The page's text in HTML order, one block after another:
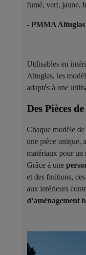
fumé, vert, jaune,
- PMMA Altuglas
Utilisables en
Altuglas, les
adaptés à une
Des Pièces
Chaque modèle
une pièce unique,
matériaux pour un
Grâce à une
et des finitions,
aux intérieurs
d’aménagement